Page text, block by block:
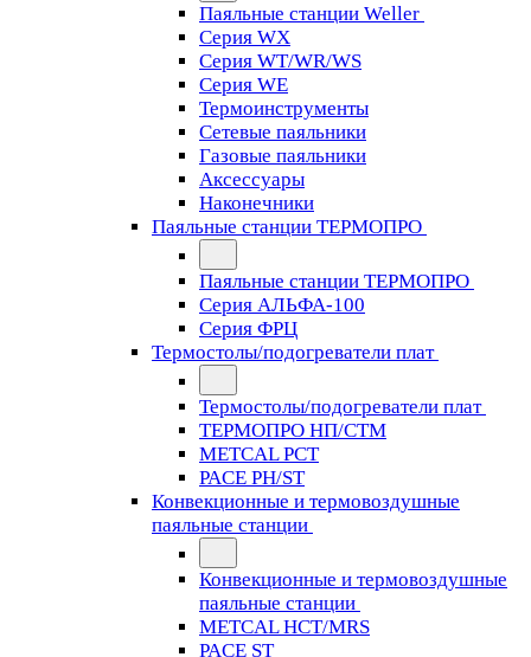
Паяльные станции Weller
Серия WX
Серия WT/WR/WS
Серия WE
Термоинструменты
Сетевые паяльники
Газовые паяльники
Аксессуары
Наконечники
Паяльные станции ТЕРМОПРО
Паяльные станции ТЕРМОПРО
Серия АЛЬФА-100
Серия ФРЦ
Термостолы/подогреватели плат
Термостолы/подогреватели плат
ТЕРМОПРО НП/СТМ
METCAL PCT
PACE PH/ST
Конвекционные и термовоздушные
паяльные станции
Конвекционные и термовоздушные
паяльные станции
METCAL HCT/MRS
PACE ST